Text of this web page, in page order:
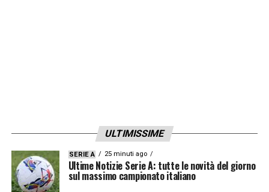
ULTIMISSIME
SERIE A 25 minuti ago
Ultime Notizie Serie A: tutte le novità del giorno
sul massimo campionato italiano